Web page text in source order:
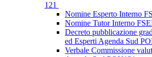
121
Nomine Esperto Interno
Nomine Tutor Interno
Decreto pubblicazione
ed Esperti Agenda Sud
Verbale Commissione